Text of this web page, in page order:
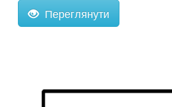
Переглянути